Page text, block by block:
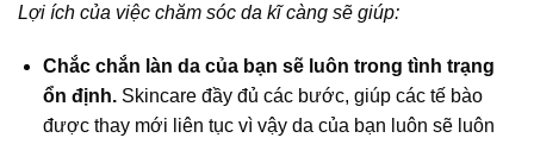
Lợi ích của việc chăm sóc da kĩ càng sẽ giúp:
Chắc chắn làn da của bạn sẽ luôn trong tình trạng
ổn định.Skincare đầy đủ các bước, giúp các tế bào
được thay mới liên tục vì vậy da của bạn luôn sẽ luôn